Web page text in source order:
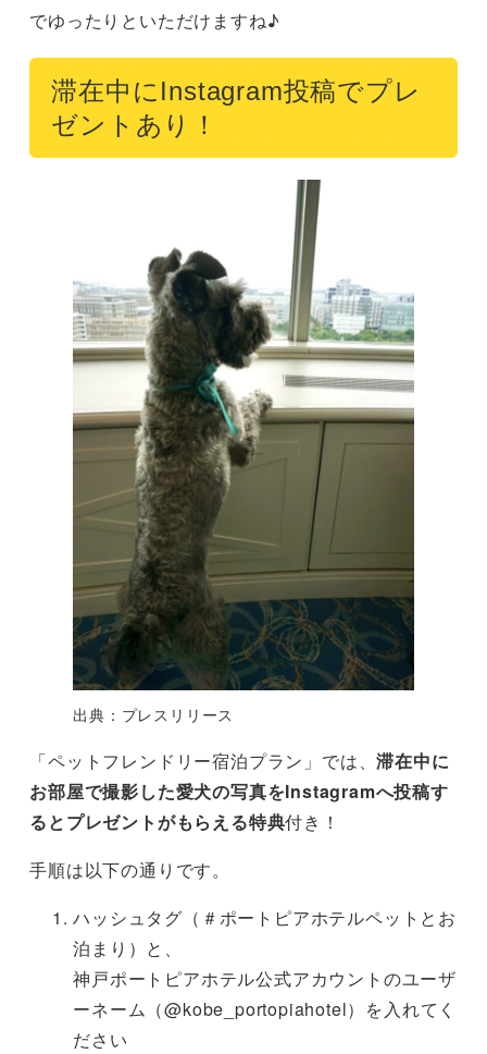
でゆったりといただけますね♪
滞在中にInstagram投稿でプレ
ゼントあり！
出典：プレスリリース
「ペットフレンドリー宿泊プラン」では、滞在中に
お部屋で撮影した愛犬の写真をInstagramへ投稿す
るとプレゼントがもらえる特典付き！
手順は以下の通りです。
ハッシュタグ（＃ポートピアホテルペットとお
泊まり）と、
神戸ポートピアホテル公式アカウントのユーザ
ーネーム（@kobe_portopiahotel）を入れてく
ださい